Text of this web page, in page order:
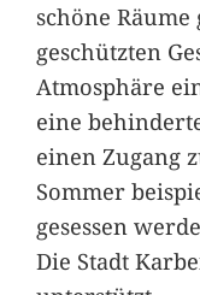
schöne
geschützten
Atmosphäre
eine
einen Zugang
Sommer
gesessen
Die Stadt